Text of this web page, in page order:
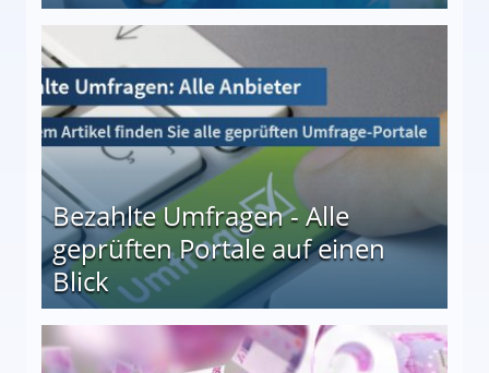
Bezahlte Umfragen - Alle
geprüften Portale auf einen
Blick
auf einen Blick